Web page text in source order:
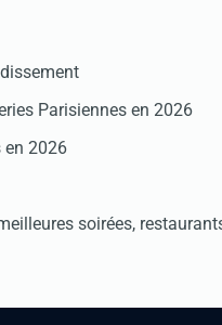
Parisiennes en 2026
en 2026
soirées,